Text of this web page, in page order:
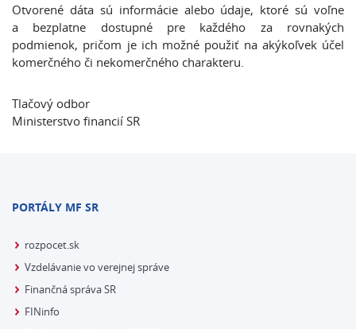
Otvorené dáta sú informácie alebo údaje, ktoré sú voľne
a bezplatne dostupné pre každého za rovnakých
podmienok, pričom je ich možné použiť na akýkoľvek účel
komerčného či nekomerčného charakteru.
Tlačový odbor
Ministerstvo financií SR
PORTÁLY MF SR
rozpocet.sk
Vzdelávanie vo verejnej správe
Finančná správa SR
FINinfo